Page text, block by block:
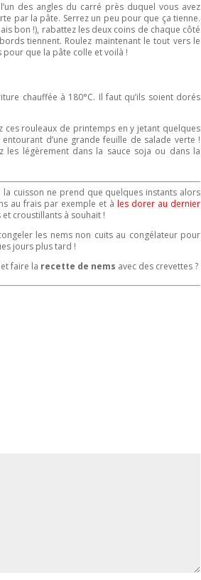
des angles du carré près duquel vous avez
par la pâte. Serrez un peu pour que ça tienne.
bon !), rabattez les deux coins de chaque côté
tiennent. Roulez maintenant le tout vers le
que la pâte colle et voilà !
chauffée à 180°C. Il faut qu’ils soient dorés
ces rouleaux de printemps en y jetant quelques
d’une grande feuille de salade verte !
les légèrement dans la sauce soja ou dans la
la cuisson ne prend que quelques instants alors
au frais par exemple et à les dorer au dernier
croustillants à souhait !
les nemsnon cuits au congélateur pour
jours plus tard !
faire la recette de nems avec des crevettes ?